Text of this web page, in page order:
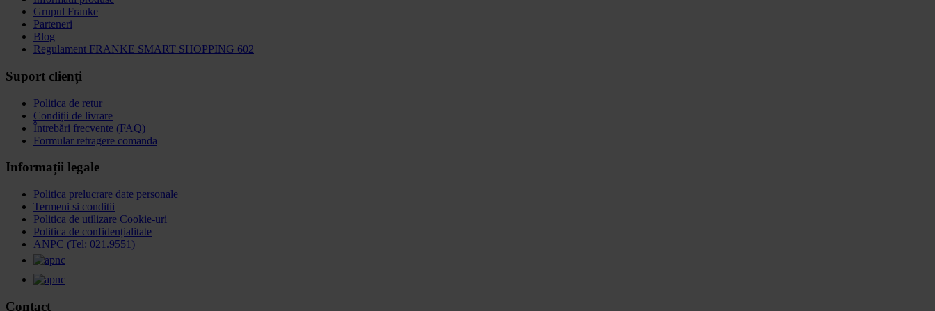
Grupul Franke
Parteneri
Blog
Regulament FRANKE SMART SHOPPING 602
Suport clienți
Politica de retur
Condiții de livrare
Întrebări frecvente (FAQ)
Formular retragere comanda
Informații legale
Politica prelucrare date personale
Termeni si conditii
Politica de utilizare Cookie-uri
Politica de confidențialitate
ANPC (Tel: 021.9551)
Contact